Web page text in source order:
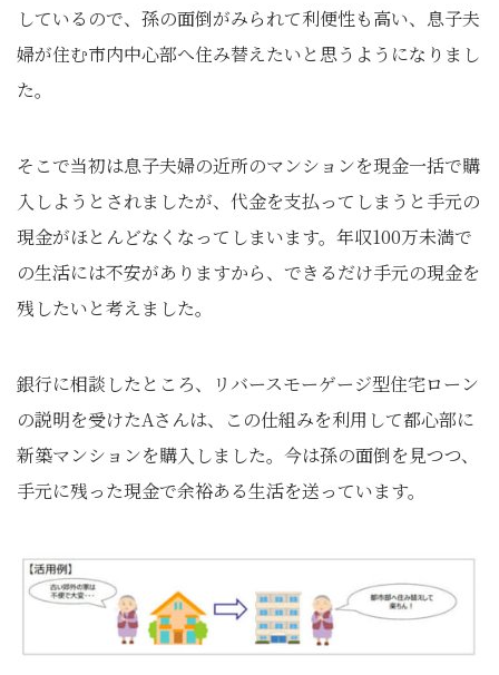
しているので、孫の面倒がみられて利便性も高い、息子夫
婦が住む市内中心部へ住み替えたいと思うようになりまし
た。
そこで当初は息子夫婦の近所のマンションを現金一括で購
入しようとされましたが、代金を支払ってしまうと手元の
現金がほとんどなくなってしまいます。年収100万未満で
の生活には不安がありますから、できるだけ手元の現金を
残したいと考えました。
銀行に相談したところ、リバースモーゲージ型住宅ローン
の説明を受けたAさんは、この仕組みを利用して都心部に
新築マンションを購入しました。今は孫の面倒を見つつ、
手元に残った現金で余裕ある生活を送っています。